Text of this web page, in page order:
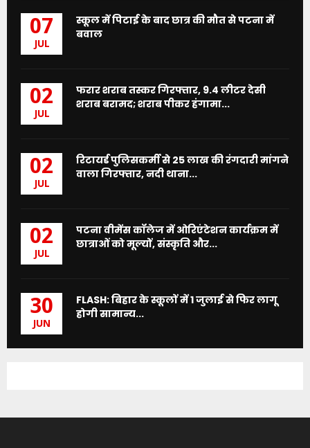
07
JUL
स्कूल में पिटाई के बाद छात्र की मौत से पटना में
बवाल
02
JUL
फरार शराब तस्कर गिरफ्तार, 9.4 लीटर देसी
शराब बरामद; शराब पीकर हंगामा...
02
JUL
रिटायर्ड पुलिसकर्मी से 25 लाख की रंगदारी मांगने
वाला गिरफ्तार, नदी थाना...
02
JUL
पटना वीमेंस कॉलेज में ओरिएंटेशन कार्यक्रम में
छात्राओं को मूल्यों, संस्कृति और...
30
JUN
FLASH: बिहार के स्कूलों में 1 जुलाई से फिर लागू
होगी सामान्य...